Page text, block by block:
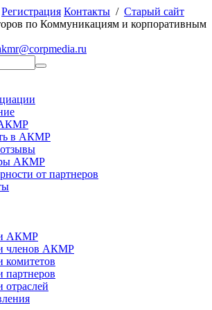
Регистрация Контакты / Старый сайт
по Коммуникациям и корпоративным
в АКМР
АКМР
от партнеров
АКМР
членов АКМР
комитетов
партнеров
отраслей